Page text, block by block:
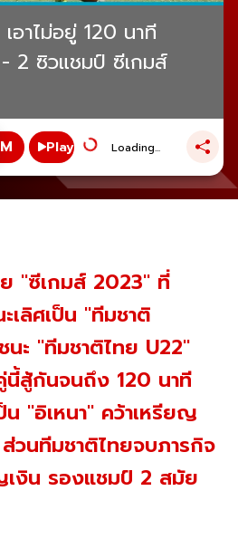
อาไม่อยู่ 120 นาที
2 ซิวแชมป์ ซีเกมส์
Play Loading...
"ซีเกมส์ 2023" ที่
เลิศเป็น "ทีมชาติ
นะ "ทีมชาติไทย U22"
สู้กันจนถึง 120 นาที
"อิเหนา" คว้าเหรียญ
วนทีมชาติไทยจบภารกิจ
เงิน รองแชมป์ 2 สมัย